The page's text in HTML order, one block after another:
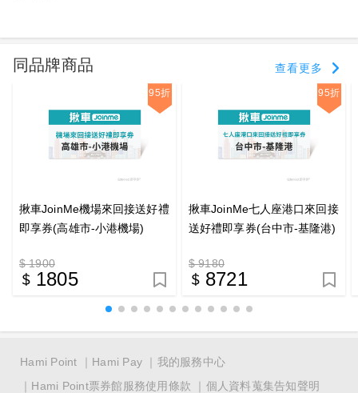
同品牌商品 查看更多
95折
揪車JoinMe機場來回接送好禮
即享券(高雄市-小港機場)
$ 1900
1805
95折
揪車JoinMe七人座港口來回接
送好禮即享券(台中市-基隆港)
$ 9180
8721
Hami Point Hami Pay
我的服務中心
Hami Point票券館服務使用條款
個人資料蒐集告知聲明